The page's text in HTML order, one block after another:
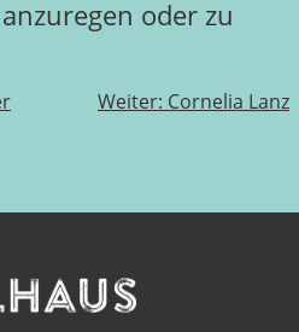
oder zu
Weiter: Cornelia Lanz